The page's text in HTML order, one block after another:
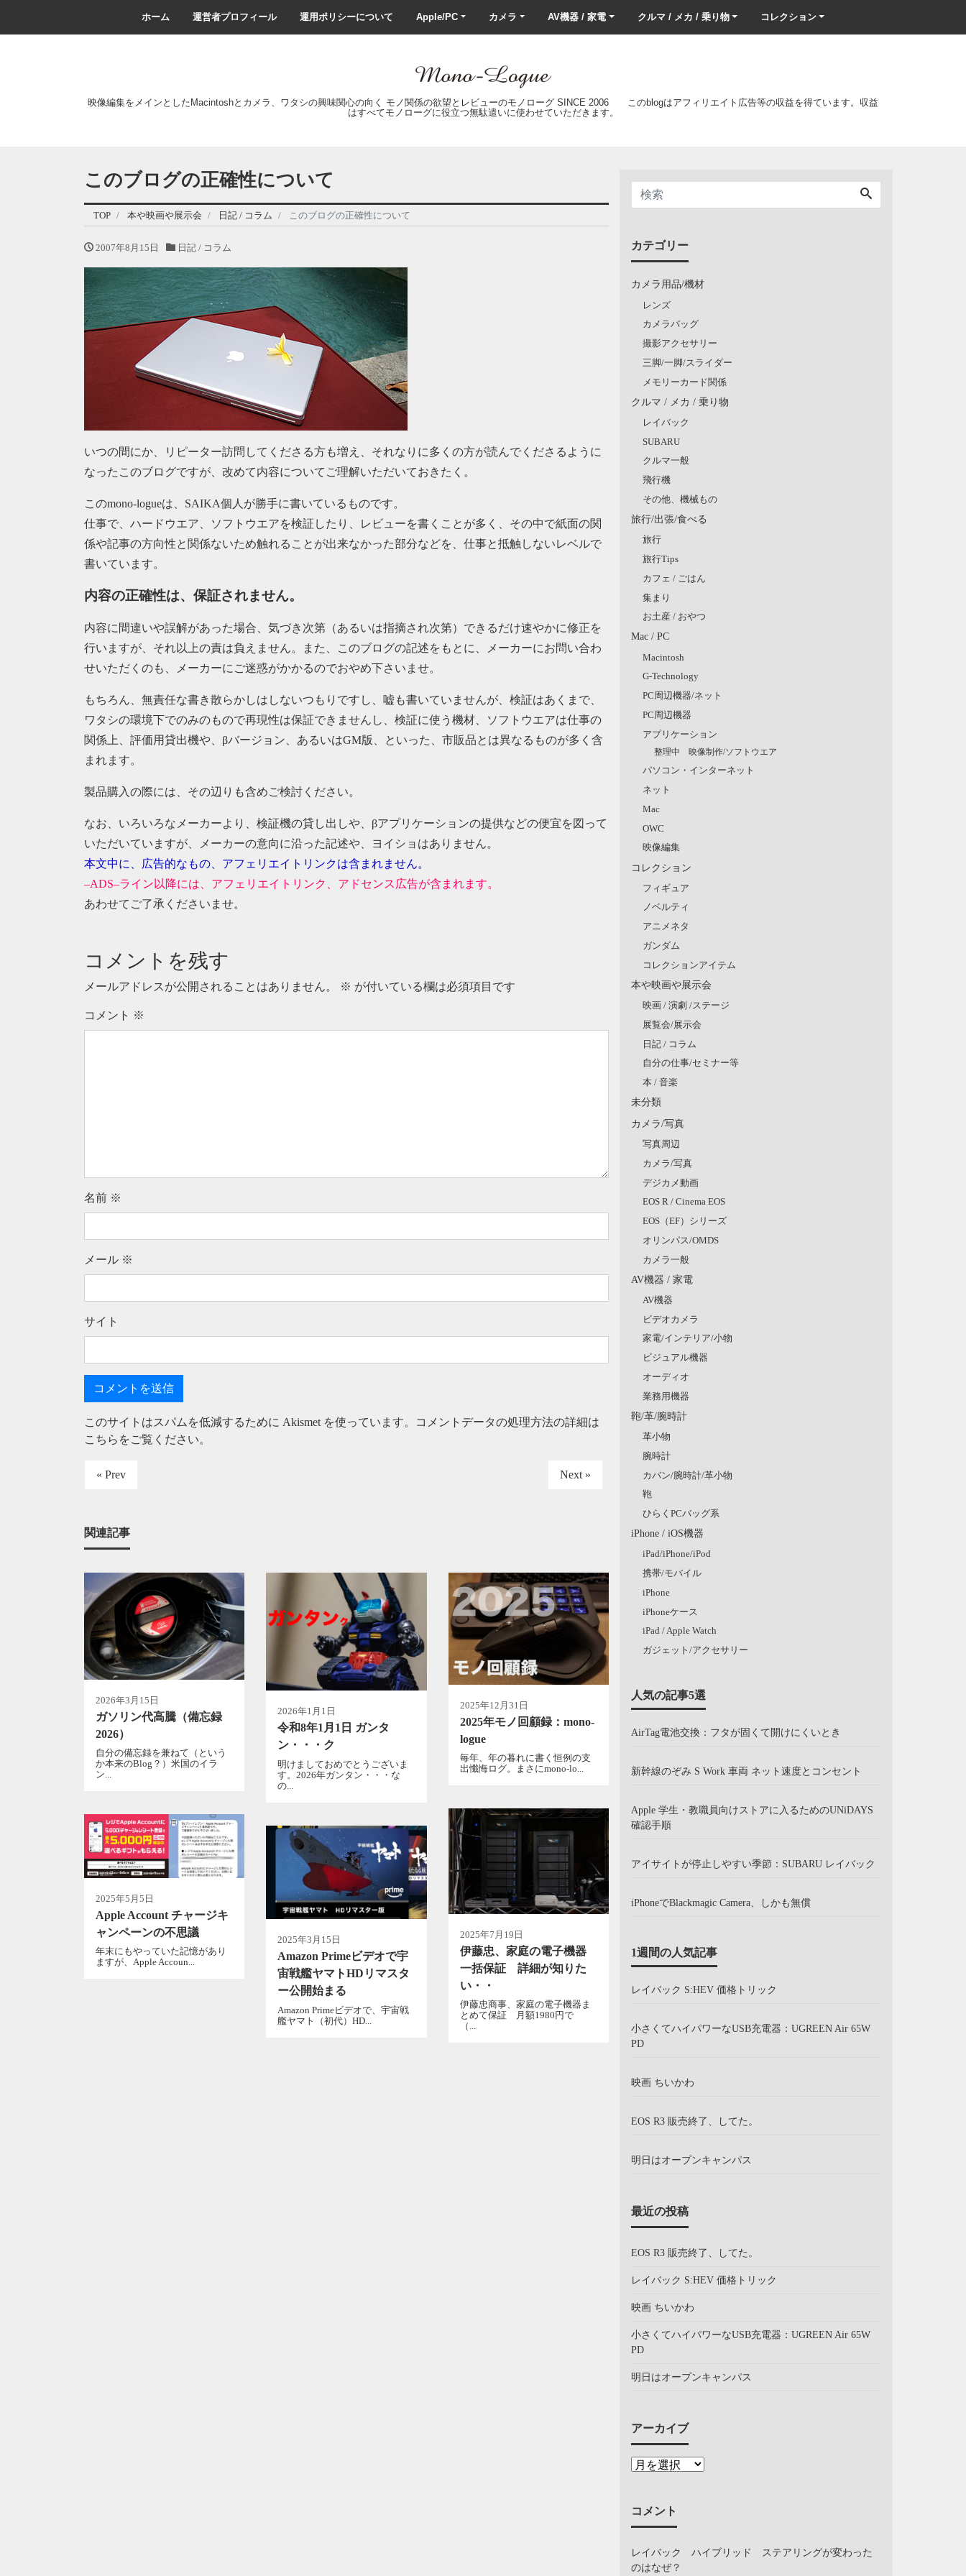
ホーム 運営者プロフィール 運用ポリシーについて Apple/PC カメラ AV機器 / 家電 クルマ / メカ / 乗り物 コレクション
映像編集をメインとしたMacintoshとカメラ、ワタシの興味関心の向く モノ関係の欲望とレビューのモノローグ SINCE 2006 このblogはアフィリエイト広告等の収益を得ています。収益
はすべてモノローグに役立つ無駄遣いに使わせていただきます。
このブログの正確性について
TOP 本や映画や展示会 日記 / コラム このブログの正確性について
2007年8月15日 日記 / コラム
いつの間にか、リピーター訪問してくださる方も増え、それなりに多くの方が読んでくださるように
なったこのブログですが、改めて内容についてご理解いただいておきたく。
このmono-logueは、SAIKA個人が勝手に書いているものです。
仕事で、ハードウエア、ソフトウエアを検証したり、レビューを書くことが多く、その中で紙面の関
係や記事の方向性と関係ないため触れることが出来なかった部分などを、仕事と抵触しないレベルで
書いています。
内容の正確性は、保証されません。
内容に間違いや誤解があった場合、気づき次第（あるいは指摘され次第）できるだけ速やかに修正を
行いますが、それ以上の責は負えません。また、このブログの記述をもとに、メーカーにお問い合わ
せいただくのも、メーカーにご迷惑がかかるのでおやめ下さいませ。
もちろん、無責任な書き散らかしはしないつもりですし、嘘も書いていませんが、検証はあくまで、
ワタシの環境下でのみのもので再現性は保証できませんし、検証に使う機材、ソフトウエアは仕事の
関係上、評価用貸出機や、βバージョン、あるいはGM版、といった、市販品とは異なるものが多く含
まれます。
製品購入の際には、その辺りも含めご検討ください。
なお、いろいろなメーカーより、検証機の貸し出しや、βアプリケーションの提供などの便宜を図って
いただいていますが、メーカーの意向に沿った記述や、ヨイショはありません。
本文中に、広告的なもの、アフェリエイトリンクは含まれません。
–ADS–ライン以降には、アフェリエイトリンク、アドセンス広告が含まれます。
あわせてご了承くださいませ。
コメントを残す
メールアドレスが公開されることはありません。 ※ が付いている欄は必須項目です
コメント ※
名前 ※
メール ※
サイト
このサイトはスパムを低減するために Akismet を使っています。
コメントデータの処理方法の詳細は
こちらをご覧ください。
« Prev Next »
関連記事
2026年3月15日
ガソリン代高騰（備忘録
2026）
自分の備忘録を兼ねて（という
か本来のBlog？）米国のイラ
ン...
2026年1月1日
令和8年1月1日 ガンタ
ン・・・ク
明けましておめでとうございま
す。2026年ガンタン・・・な
の...
2025年12月31日
2025年モノ回顧録：mono-
logue
毎年、年の暮れに書く恒例の支
出懺悔ログ。まさにmono-lo...
2025年7月19日
伊藤忠、家庭の電子機器
一括保証 詳細が知りた
い・・
伊藤忠商事、家庭の電子機器ま
とめて保証 月額1980円で
（...
2025年5月5日
Apple Account チャージキ
ャンペーンの不思議
年末にもやっていた記憶があり
ますが、Apple Accoun...
2025年3月15日
Amazon Primeビデオで宇
宙戦艦ヤマトHDリマスタ
ー公開始まる
Amazon Primeビデオで、宇宙戦
艦ヤマト（初代）HD...
カテゴリー
カメラ用品/機材
レンズ
カメラバッグ
撮影アクセサリー
三脚/一脚/スライダー
メモリーカード関係
クルマ / メカ / 乗り物
レイバック
SUBARU
クルマ一般
飛行機
その他、機械もの
旅行/出張/食べる
旅行
旅行Tips
カフェ / ごはん
集まり
お土産 / おやつ
Mac / PC
Macintosh
G-Technology
PC周辺機器/ネット
PC周辺機器
アプリケーション
整理中 映像制作/ソフトウエア
パソコン・インターネット
ネット
Mac
OWC
映像編集
コレクション
フィギュア
ノベルティ
アニメネタ
ガンダム
コレクションアイテム
本や映画や展示会
映画 / 演劇 /ステージ
展覧会/展示会
日記 / コラム
自分の仕事/セミナー等
本 / 音楽
未分類
カメラ/写真
写真周辺
カメラ/写真
デジカメ動画
EOS R / Cinema EOS
EOS（EF）シリーズ
オリンパス/OMDS
カメラ一般
AV機器 / 家電
AV機器
ビデオカメラ
家電/インテリア/小物
ビジュアル機器
オーディオ
業務用機器
鞄/革/腕時計
革小物
腕時計
カバン/腕時計/革小物
鞄
ひらくPCバッグ系
iPhone / iOS機器
iPad/iPhone/iPod
携帯/モバイル
iPhone
iPhoneケース
iPad / Apple Watch
ガジェット/アクセサリー
人気の記事5選
AirTag電池交換：フタが固くて開けにくいとき
新幹線のぞみ S Work 車両 ネット速度とコンセント
Apple 学生・教職員向けストアに入るためのUNiDAYS
確認手順
アイサイトが停止しやすい季節：SUBARU レイバック
iPhoneでBlackmagic Camera、しかも無償
1週間の人気記事
レイバック S:HEV 価格トリック
小さくてハイパワーなUSB充電器：UGREEN Air 65W
PD
映画 ちいかわ
EOS R3 販売終了、してた。
明日はオープンキャンパス
最近の投稿
EOS R3 販売終了、してた。
レイバック S:HEV 価格トリック
映画 ちいかわ
小さくてハイパワーなUSB充電器：UGREEN Air 65W
PD
明日はオープンキャンパス
アーカイブ
コメント
レイバック ハイブリッド ステアリングが変わった
のはなぜ？